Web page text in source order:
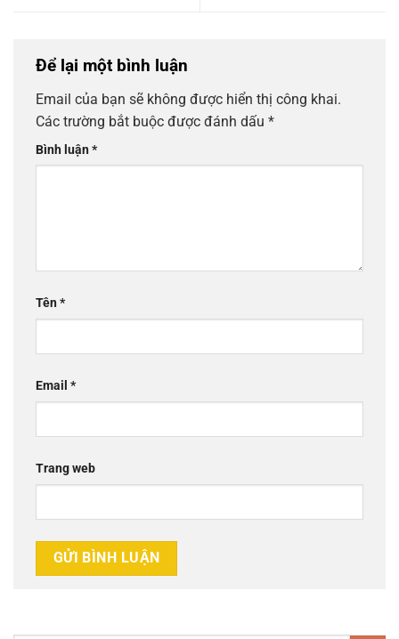
Để lại một bình luận
Email của bạn sẽ không được hiển thị công khai.
Các trường bắt buộc được đánh dấu *
Bình luận*
Tên*
Email *
Trang web